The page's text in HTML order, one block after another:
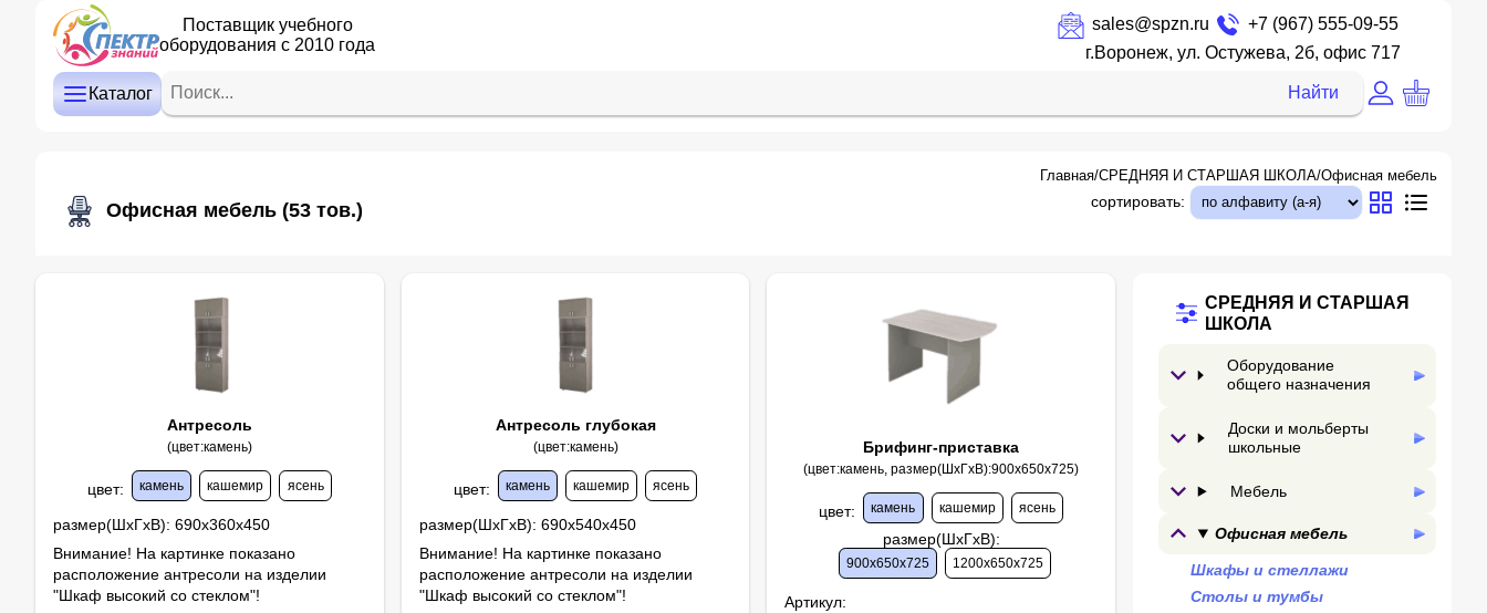
Поставщик учебного
оборудования с 2010 года
sales@spzn.ru
+7 (967) 555-09-55
г.Воронеж, ул. Остужева, 2б, офис 717
Каталог
ДЕТСКИЙ САД
НАЧАЛЬНАЯ ШКОЛА
КАБИНЕТ ЛОГОПЕДА/ПСИХОЛОГА
Найти
Главная/СРЕДНЯЯ И СТАРШАЯ ШКОЛА/Офисная мебель
Офисная мебель (53 тов.) сортировать:
Антресоль
(цвет:камень)
цвет: камень кашемир ясень
размер(ШхГхВ):690х360х450
Внимание! На картинке показано
расположение антресоли на изделии
"Шкаф высокий со стеклом"!
Антресоль глубокая
(цвет:камень)
цвет: камень кашемир ясень
размер(ШхГхВ): 690х540х450
Внимание! На картинке показано
расположение антресоли на изделии
"Шкаф высокий со стеклом"!
Брифинг-приставка
(цвет:камень, размер(ШхГхВ):900х650х725)
цвет: камень кашемир ясень
размер(ШхГхВ):
900х650х725 1200х650х725
Артикул:
СРЕДНЯЯ И СТАРШАЯ
ШКОЛА
Оборудование
общего назначения
Доски и мольберты
школьные
Мебель
Офисная мебель
Шкафы и стеллажи
Столы и тумбы